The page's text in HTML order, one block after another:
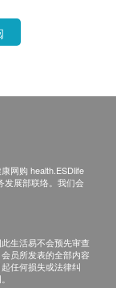
温。
有任何残缺
保留有效收据
列方式联络
。
网购 health.ESDlife
发展部联络。我们会
生活易不会预先审查
员所发表的全部内容
任何损失或法律纠